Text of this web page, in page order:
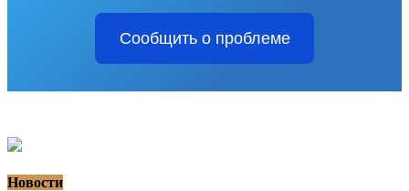
Сообщить о проблеме
Новости